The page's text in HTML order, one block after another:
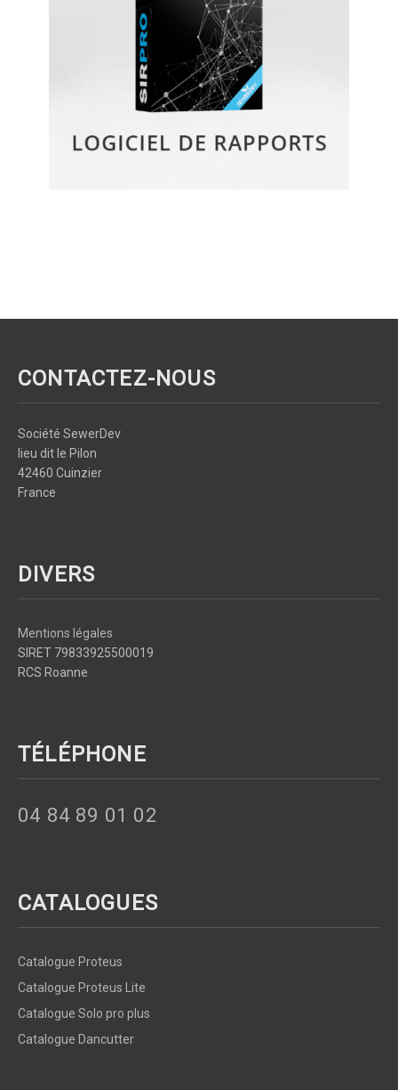
CONTACTEZ-NOUS
Société SewerDev
lieu dit le Pilon
42460 Cuinzier
France
DIVERS
Mentions légales
SIRET 79833925500019
RCS Roanne
TÉLÉPHONE
04 84 89 01 02
CATALOGUES
Catalogue Proteus
Catalogue Proteus Lite
Catalogue Solo pro plus
Catalogue Dancutter